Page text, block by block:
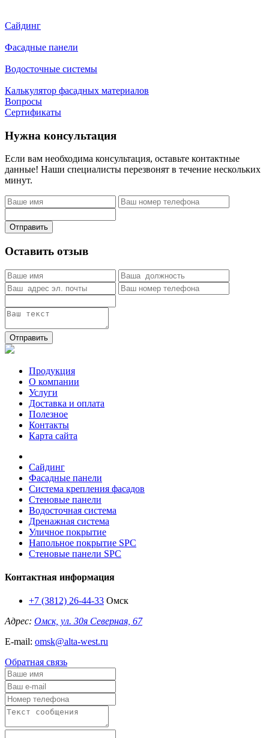
Сайдинг
Фасадные панели
Водосточные системы
Калькулятор фасадных материалов
Вопросы
Сертификаты
Нужна консультация
Если вам необходима консультация, оставьте контактные
данные! Наши специалисты перезвонят в течение нескольких
минут.
Отправить
Оставить отзыв
Отправить
Продукция
О компании
Услуги
Доставка и оплата
Полезное
Контакты
Карта сайта
Сайдинг
Фасадные панели
Система крепления фасадов
Стеновые панели
Водосточная система
Дренажная система
Уличное покрытие
Напольное покрытие SPC
Стеновые панели SPC
Контактная информация
+7 (3812) 26-44-33 Омск
Адрес: Омск, ул. 30я Северная, 67
E-mail: omsk@alta-west.ru
Обратная связь